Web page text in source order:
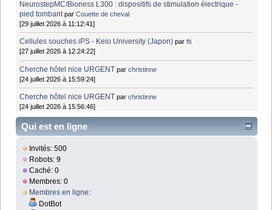
NeurostepMC/Bioness L300 : dispositifs de stimulation électrique -
pied tombant parCouette de cheval
[29 juillet 2026 à 11:12:41]
Cellules souches iPS - Keio University (Japon) parfti
[27 juillet 2026 à 12:24:22]
Cherche hôtel nice URGENT parchristinne
[24 juillet 2026 à 15:59:24]
Cherche hôtel nice URGENT parchristinne
[24 juillet 2026 à 15:56:46]
Qui est en ligne
Invités: 500
Robots: 9
Caché: 0
Membres: 0
Membres en ligne:
DotBot